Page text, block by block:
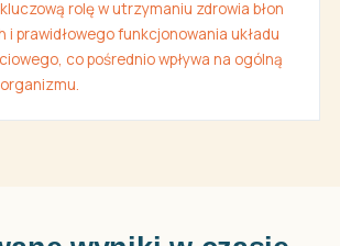
rolę w utrzymaniu zdrowia błon
i prawidłowego funkcjonowania układu
co pośrednio wpływa na ogólną